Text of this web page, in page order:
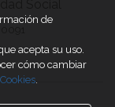
de
acepta su uso.
cómo cambiar
.